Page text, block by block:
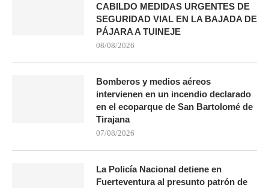
CABILDO MEDIDAS URGENTES DE
SEGURIDAD VIAL EN LA BAJADA DE
PÁJARA A TUINEJE
08/08/2026
Bomberos y medios aéreos
intervienen en un incendio declarado
en el ecoparque de San Bartolomé de
Tirajana
07/08/2026
La Policía Nacional detiene en
Fuerteventura al presunto patrón de